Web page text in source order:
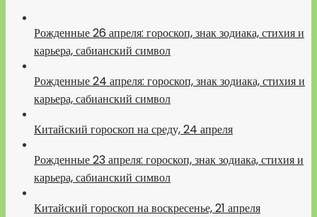
Рожденные 26 апреля: гороскоп, знак зодиака, стихия и
карьера, сабианский символ
Рожденные 24 апреля: гороскоп, знак зодиака, стихия и
карьера, сабианский символ
Китайский гороскоп на среду, 24 апреля
Рожденные 23 апреля: гороскоп, знак зодиака, стихия и
карьера, сабианский символ
Китайский гороскоп на воскресенье, 21 апреля